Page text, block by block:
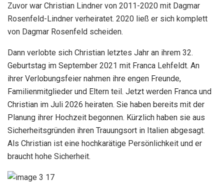
Zuvor war Christian Lindner von 2011-2020 mit Dagmar
Rosenfeld-Lindner verheiratet. 2020 ließ er sich komplett
von Dagmar Rosenfeld scheiden.
Dann verlobte sich Christian letztes Jahr an ihrem 32.
Geburtstag im September 2021 mit Franca Lehfeldt. An
ihrer Verlobungsfeier nahmen ihre engen Freunde,
Familienmitglieder und Eltern teil. Jetzt werden Franca und
Christian im Juli 2026 heiraten. Sie haben bereits mit der
Planung ihrer Hochzeit begonnen. Kürzlich haben sie aus
Sicherheitsgründen ihren Trauungsort in Italien abgesagt.
Als Christian ist eine hochkarätige Persönlichkeit und er
braucht hohe Sicherheit.